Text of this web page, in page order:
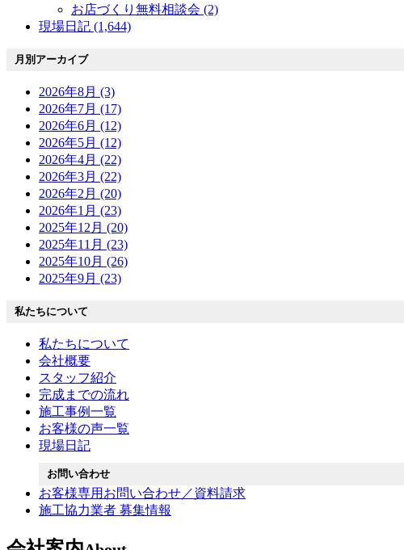
お店づくり無料相談会 (2)
現場日記 (1,644)
月別アーカイブ
2026年8月 (3)
2026年7月 (17)
2026年6月 (12)
2026年5月 (12)
2026年4月 (22)
2026年3月 (22)
2026年2月 (20)
2026年1月 (23)
2025年12月 (20)
2025年11月 (23)
2025年10月 (26)
2025年9月 (23)
私たちについて
私たちについて
会社概要
スタッフ紹介
完成までの流れ
施工事例一覧
お客様の声一覧
現場日記
お問い合わせ
お客様専用お問い合わせ／資料請求
施工協力業者 募集情報